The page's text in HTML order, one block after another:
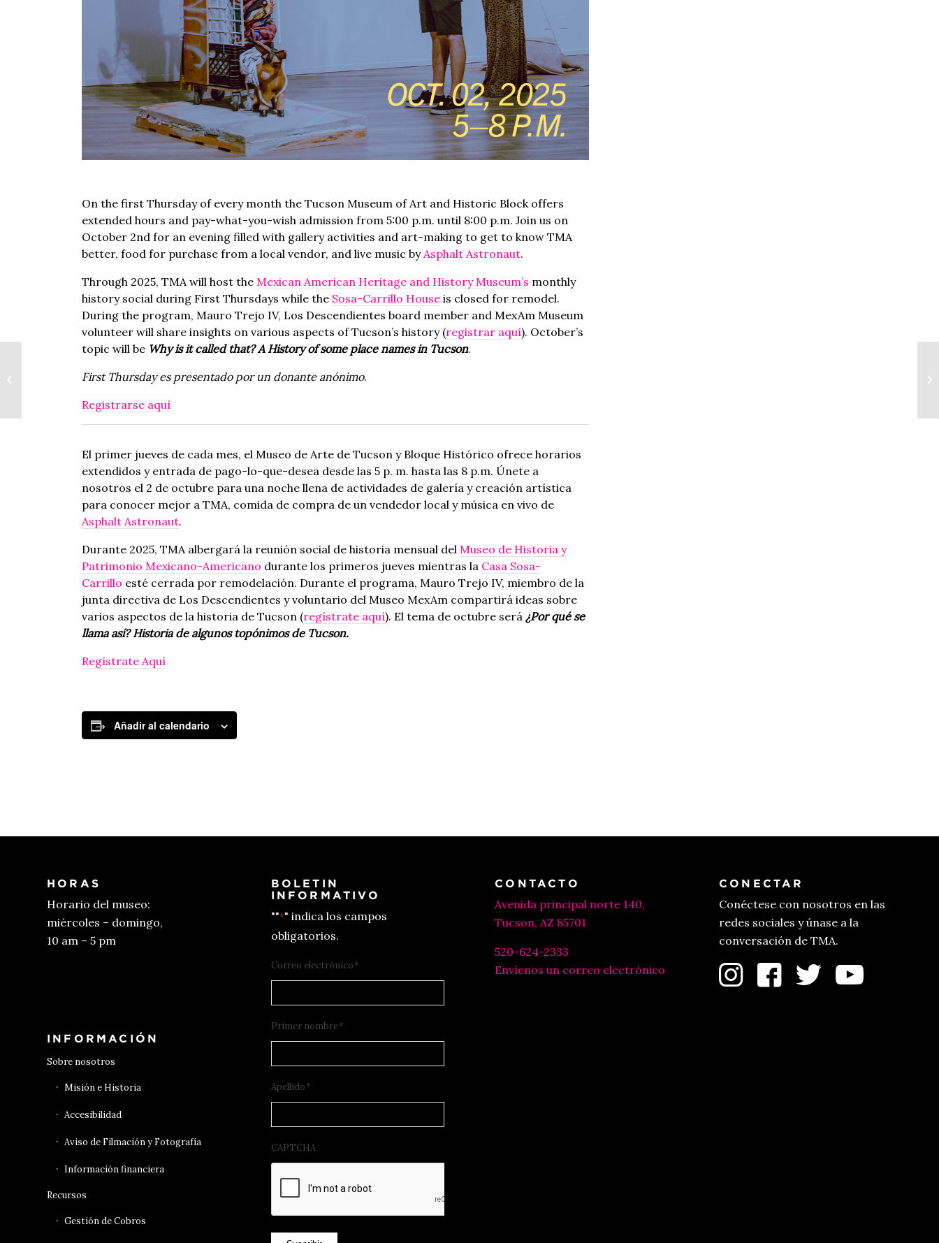
On the first Thursday of every month the Tucson Museum of Art and Historic Block offers
extended hours and pay-what-you-wish admission from 5:00 p.m. until 8:00 p.m. Join us on
October 2nd for an evening filled with gallery activities and art-making to get to know TMA
better, food for purchase from a local vendor, and live music byAsphalt Astronaut.
Through 2025, TMA will host the Mexican American Heritage and History Museum’s monthly
history social during First Thursdays while the Sosa-Carrillo House is closed for remodel.
During the program, Mauro Trejo IV, Los Descendientes board member and MexAm Museum
volunteer will share insights on various aspects of Tucson’s history (registrar aquí). October’s
topic will be Why is it called that?A History of some place names in Tucson.
First Thursday es presentado por un donante anónimo.
Registrarse aquí
El primer jueves de cada mes, el Museo de Arte de Tucson y Bloque Histórico ofrece horarios
extendidos y entrada de pago-lo-que-desea desde las 5 p. m. hasta las 8 p.m. Únete a
nosotros el 2 de octubre para una noche llena de actividades de galería y creación artística
para conocer mejor a TMA, comida de compra de un vendedor local y música en vivo de
Asphalt Astronaut.
Durante 2025, TMA albergará la reunión social de historia mensual del Museo de Historia y
Patrimonio Mexicano-Americano durante los primeros jueves mientras la Casa Sosa-
Carrillo esté cerrada por remodelación. Durante el programa, Mauro Trejo IV, miembro de la
junta directiva de Los Descendientes y voluntario del Museo MexAm compartirá ideas sobre
varios aspectos de la historia de Tucson (regístrate aquí). El tema de octubre será ¿Por qué se
llama así? Historia de algunos topónimos de Tucson.
Regístrate Aquí
Añadir al calendario
HORAS
Horario del museo:
miércoles – domingo,
10 am – 5 pm
INFORMACIÓN
Sobre nosotros
Misión e Historia
Accesibilidad
Aviso de Filmación y Fotografía
Información financiera
Recursos
Gestión de Cobros
BOLETIN
INFORMATIVO
""*" indica los campos
obligatorios.
Correo electrónico*
Primer nombre*
Apellido*
CAPTCHA
CONTACTO
Avenida principal norte 140,
Tucson, AZ 85701
520-624-2333
Envíenos un correo electrónico
CONECTAR
Conéctese con nosotros en las
redes sociales y únase a la
conversación de TMA.
TMA Rooftop Happy